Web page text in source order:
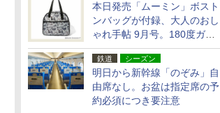
本日発売「ムーミン」ボスト
ンバッグが付録、大人のおし
ゃれ手帖 9月号。180度ガバ
ッと開いて大容量
鉄道 シーズン
明日から新幹線「のぞみ」自
由席なし。お盆は指定席の予
約必須につき要注意